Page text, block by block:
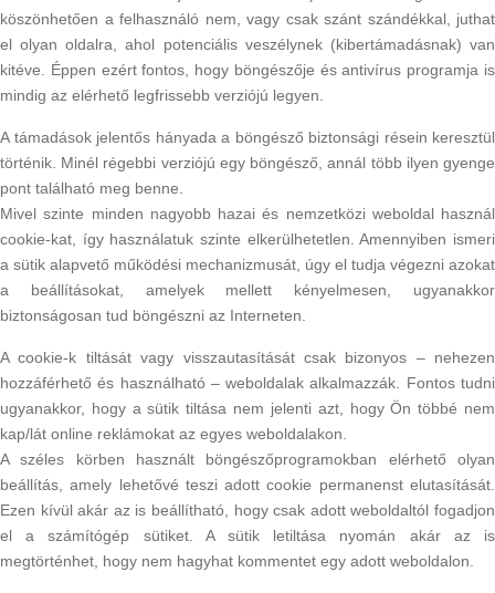
köszönhetően a felhasználó nem, vagy csak szánt szándékkal, juthat
el olyan oldalra, ahol potenciális veszélynek (kibertámadásnak) van
kitéve. Éppen ezért fontos, hogy böngészője és antivírus programja is
mindig az elérhető legfrissebb verziójú legyen.
A támadások jelentős hányada a böngésző biztonsági résein keresztül
történik. Minél régebbi verziójú egy böngésző, annál több ilyen gyenge
pont található meg benne.
Mivel szinte minden nagyobb hazai és nemzetközi weboldal használ
cookie-kat, így használatuk szinte elkerülhetetlen. Amennyiben ismeri
a sütik alapvető működési mechanizmusát, úgy el tudja végezni azokat
a beállításokat, amelyek mellett kényelmesen, ugyanakkor
biztonságosan tud böngészni az Interneten.
A cookie-k tiltását vagy visszautasítását csak bizonyos – nehezen
hozzáférhető és használható – weboldalak alkalmazzák. Fontos tudni
ugyanakkor, hogy a sütik tiltása nem jelenti azt, hogy Ön többé nem
kap/lát online reklámokat az egyes weboldalakon.
A széles körben használt böngészőprogramokban elérhető olyan
beállítás, amely lehetővé teszi adott cookie permanenst elutasítását.
Ezen kívül akár az is beállítható, hogy csak adott weboldaltól fogadjon
el a számítógép sütiket. A sütik letiltása nyomán akár az is
megtörténhet, hogy nem hagyhat kommentet egy adott weboldalon.